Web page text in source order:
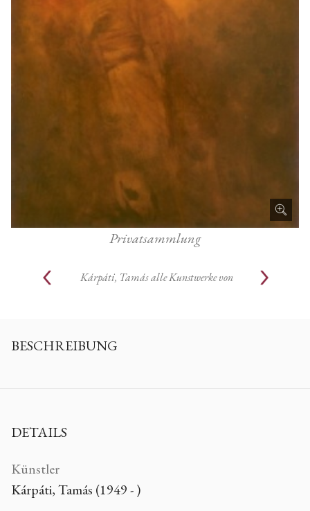
Privatsammlung
Kárpáti, Tamás alle Kunstwerke von
BESCHREIBUNG
DETAILS
Künstler
Kárpáti, Tamás (1949 - )